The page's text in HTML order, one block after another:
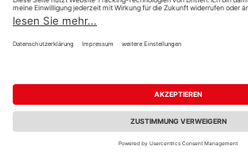
Versand
Impressum AGB Widerruf
Reservierungsbedingungen